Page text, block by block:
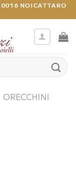
NOICATTARO
ORECCHINI